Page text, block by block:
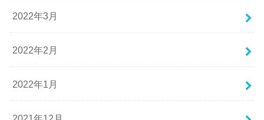
2022年3月
2022年2月
2022年1月